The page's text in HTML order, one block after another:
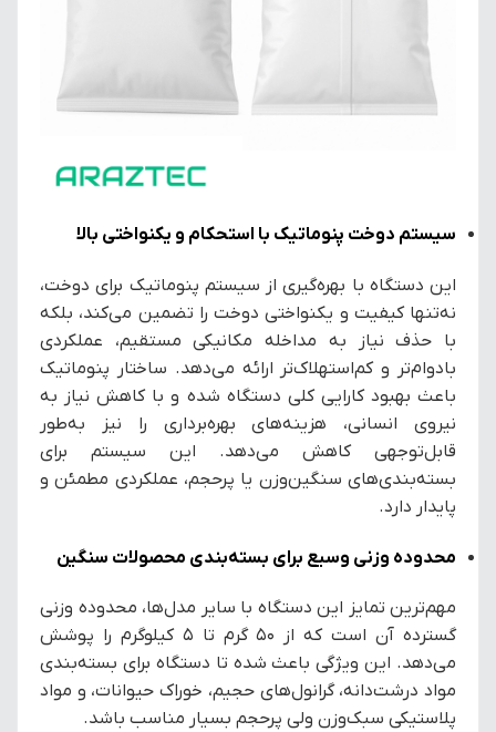
سیستم دوخت پنوماتیک با استحکام و یکنواختی بالا
این دستگاه با بهره‌گیری از سیستم پنوماتیک برای دوخت،
نه‌تنها کیفیت و یکنواختی دوخت را تضمین می‌کند، بلکه
با حذف نیاز به مداخله مکانیکی مستقیم، عملکردی
بادوام‌تر و کم‌استهلاک‌تر ارائه می‌دهد. ساختار پنوماتیک
باعث بهبود کارایی کلی دستگاه شده و با کاهش نیاز به
نیروی انسانی، هزینه‌های بهره‌برداری را نیز به‌طور
قابل‌توجهی کاهش می‌دهد. این سیستم برای
بسته‌بندی‌های سنگین‌وزن یا پرحجم، عملکردی مطمئن و
پایدار دارد.
محدوده وزنی وسیع برای بسته‌بندی محصولات سنگین
مهم‌ترین تمایز این دستگاه با سایر مدل‌ها، محدوده وزنی
گسترده آن است که از ۵۰ گرم تا ۵ کیلوگرم را پوشش
می‌دهد. این ویژگی باعث شده تا دستگاه برای بسته‌بندی
مواد درشت‌دانه، گرانول‌های حجیم، خوراک حیوانات، و مواد
پلاستیکی سبک‌وزن ولی پرحجم بسیار مناسب باشد.